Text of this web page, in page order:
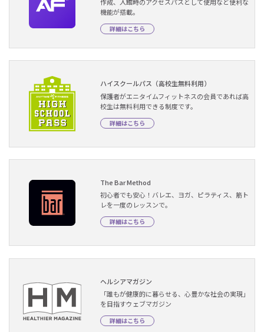
作成、入館時のアクセスパスとして使用など便利な
機能が搭載。
詳細はこちら
ハイスクールパス（高校生無料利用）
保護者がエニタイムフィットネスの会員であれば高
校生は無料利用できる制度です。
詳細はこちら
The Bar Method
初心者でも安心！バレエ、ヨガ、ピラティス、筋ト
レを一度のレッスンで。
詳細はこちら
ヘルシアマガジン
「誰もが健康的に暮らせる、心豊かな社会の実現」
を目指すウェブマガジン
詳細はこちら